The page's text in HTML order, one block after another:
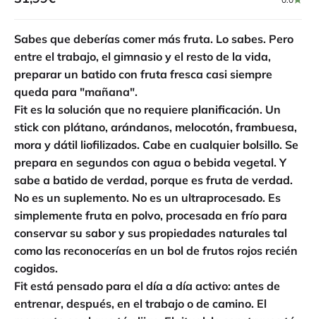
Sabes que deberías comer más fruta. Lo sabes. Pero
entre el trabajo, el gimnasio y el resto de la vida,
preparar un batido con fruta fresca casi siempre
queda para "mañana".
Fit es la solución que no requiere planificación. Un
stick con plátano, arándanos, melocotón, frambuesa,
mora y dátil liofilizados. Cabe en cualquier bolsillo. Se
prepara en segundos con agua o bebida vegetal. Y
sabe a batido de verdad, porque es fruta de verdad.
No es un suplemento. No es un ultraprocesado. Es
simplemente fruta en polvo, procesada en frío para
conservar su sabor y sus propiedades naturales tal
como las reconocerías en un bol de frutos rojos recién
cogidos.
Fit está pensado para el día a día activo: antes de
entrenar, después, en el trabajo o de camino. El